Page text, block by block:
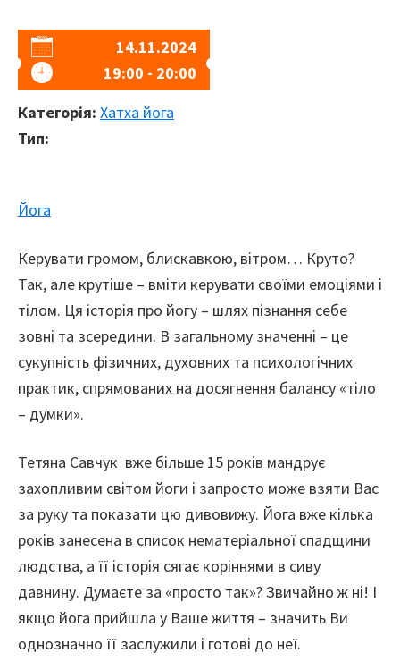
14.11.2024
19:00 - 20:00
Категорія: Хатха йога
Тип:
Йога
Керувати громом, блискавкою, вітром… Круто?
Так, але крутіше – вміти керувати своїми емоціями і
тілом. Ця історія про йогу – шлях пізнання себе
зовні та зсередини. В загальному значенні – це
сукупність фізичних, духовних та психологічних
практик, спрямованих на досягнення балансу «тіло
– думки».
Тетяна Савчук вже більше 15 років мандрує
захопливим світом йоги і запросто може взяти Вас
за руку та показати цю дивовижу. Йога вже кілька
років занесена в список нематеріальної спадщини
людства, а її історія сягає коріннями в сиву
давнину. Думаєте за «просто так»? Звичайно ж ні! І
якщо йога прийшла у Ваше життя – значить Ви
однозначно її заслужили і готові до неї.